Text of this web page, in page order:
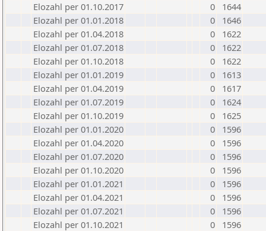
Elozahl per 01.10.2017
0
1644
Elozahl per 01.01.2018
0
1646
Elozahl per 01.04.2018
0
1622
Elozahl per 01.07.2018
0
1622
Elozahl per 01.10.2018
0
1622
Elozahl per 01.01.2019
0
1613
Elozahl per 01.04.2019
0
1617
Elozahl per 01.07.2019
0
1624
Elozahl per 01.10.2019
0
1625
Elozahl per 01.01.2020
0
1596
Elozahl per 01.04.2020
0
1596
Elozahl per 01.07.2020
0
1596
Elozahl per 01.10.2020
0
1596
Elozahl per 01.01.2021
0
1596
Elozahl per 01.04.2021
0
1596
Elozahl per 01.07.2021
0
1596
Elozahl per 01.10.2021
0
1596